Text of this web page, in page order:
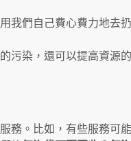
我們自己費心費力地去
污染，還可以提高資源
務。比如，有些服務可